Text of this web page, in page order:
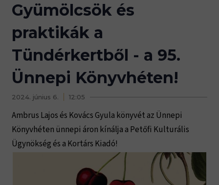
Gyümölcsök és
praktikák a
Tündérkertből - a 95.
Ünnepi Könyvhéten!
2024. június 6. 12:05
Ambrus Lajos és Kovács Gyula könyvét az Ünnepi
Könyvhéten ünnepi áron kínálja a Petőfi Kulturális
Ügynökség és a Kortárs Kiadó!